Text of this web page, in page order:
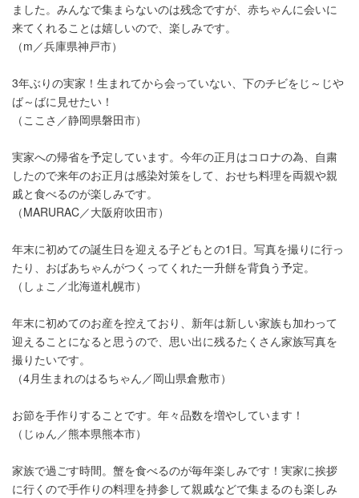
ました。みんなで集まらないのは残念ですが、赤ちゃんに会いに
来てくれることは嬉しいので、楽しみです。
（m／兵庫県神戸市）
3年ぶりの実家！生まれてから会っていない、下のチビをじ～じや
ば～ばに見せたい！
（ここさ／静岡県磐田市）
実家への帰省を予定しています。今年の正月はコロナの為、自粛
したので来年のお正月は感染対策をして、おせち料理を両親や親
戚と食べるのが楽しみです。
（MARURAC／大阪府吹田市）
年末に初めての誕生日を迎える子どもとの1日。写真を撮りに行っ
たり、おばあちゃんがつくってくれた一升餅を背負う予定。
（しょこ／北海道札幌市）
年末に初めてのお産を控えており、新年は新しい家族も加わって
迎えることになると思うので、思い出に残るたくさん家族写真を
撮りたいです。
（4月生まれのはるちゃん／岡山県倉敷市）
お節を手作りすることです。年々品数を増やしています！
（じゅん／熊本県熊本市）
家族で過ごす時間。蟹を食べるのが毎年楽しみです！実家に挨拶
に行くので手作りの料理を持参して親戚などで集まるのも楽しみ